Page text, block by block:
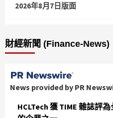
2026年8月7日版面
財經新聞 (Finance-News)
News provided by PR
HCLTech 獲 TIME 雜誌評